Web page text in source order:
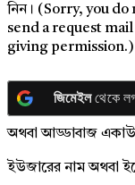
নিন। (Sorry, you
send a request
giving permission.)
জিমেইলথেকে
অথবা আড্ডাবাজ
ইউজারের নাম অথবা